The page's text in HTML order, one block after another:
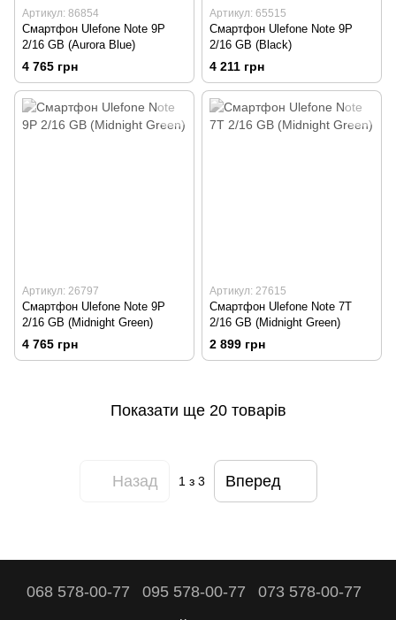
Артикул: 86854
Смартфон Ulefone Note 9P
2/16 GB (Aurora Blue)
4 765 грн
Артикул: 65515
Смартфон Ulefone Note 9P
2/16 GB (Black)
4 211 грн
Артикул: 26797
Смартфон Ulefone Note 9P
2/16 GB (Midnight Green)
4 765 грн
Артикул: 27615
Смартфон Ulefone Note 7T
2/16 GB (Midnight Green)
2 899 грн
Показати ще 20 товарів
Назад 1з 3 Вперед
068 578-00-77 095 578-00-77 073 578-00-77